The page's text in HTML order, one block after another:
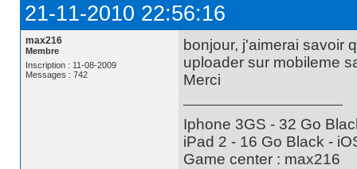
21-11-2010 22:56:16
max216
Membre
Inscription : 11-08-2009
Messages : 742
bonjour, j'aimerai savoir
uploader sur mobileme
Merci
Iphone 3GS - 32 Go
iPad 2 - 16 Go Black -
Game center : max216